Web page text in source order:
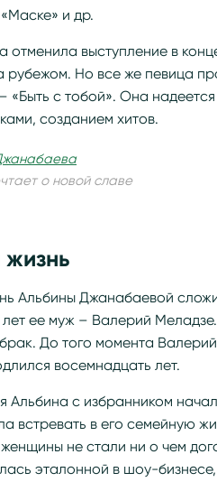
и др.
отменила выступление в
рубежом. Но все же певица
«Быть с тобой». Она
созданием хитов.
о новой славе
Альбины Джанабаевой
лет ее муж – Валерий
До того момента
восемнадцать лет.
Альбина с избранником
встревать в его семейную
женщины не стали ни о чем
эталонной в шоу-